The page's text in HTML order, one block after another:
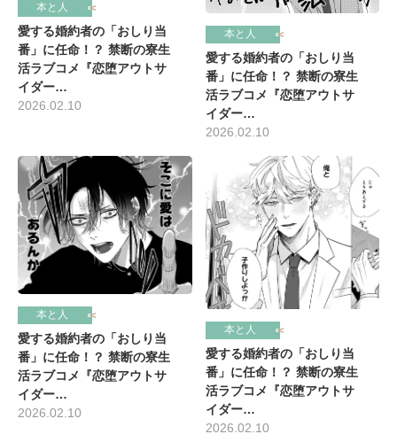
本と人
愛する婚約者の「おしり当
番」に任命！？ 禁断の寮生
活ラブコメ『恋堕アウトサ
イダー…
2026.02.10
本と人
愛する婚約者の「おしり当
番」に任命！？ 禁断の寮生
活ラブコメ『恋堕アウトサ
イダー…
2026.02.10
本と人
愛する婚約者の「おしり当
番」に任命！？ 禁断の寮生
活ラブコメ『恋堕アウトサ
イダー…
2026.02.10
本と人
愛する婚約者の「おしり当
番」に任命！？ 禁断の寮生
活ラブコメ『恋堕アウトサ
イダー…
2026.02.10